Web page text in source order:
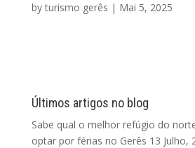
byturismo gerês | Mai 5, 2025
Últimos artigos no blog
Sabe qual o melhor refúgio do
optar por férias no Gerês 13 Julho,